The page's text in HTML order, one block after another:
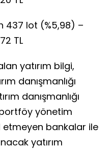
437 lot (%5,98) –
TL
yatırım bilgi,
danışmanlığı
danışmanlığı
yönetim
bankalar ile
yatırım